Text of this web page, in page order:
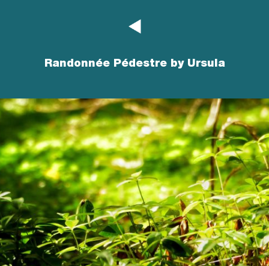
Randonnée Pédestre by Ursula